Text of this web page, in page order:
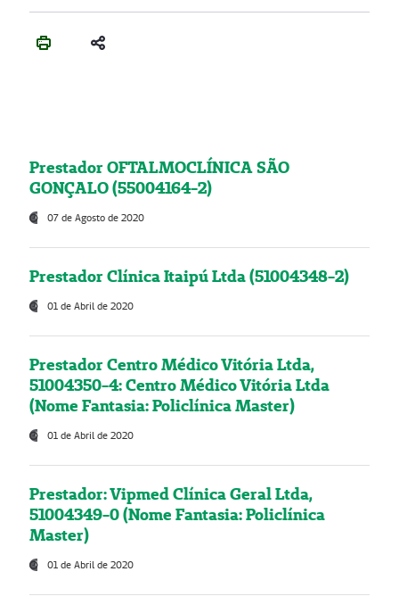
Prestador OFTALMOCLÍNICA SÃO
GONÇALO (55004164-2)
07 de Agosto de 2020
Prestador Clínica Itaipú Ltda (51004348-2)
01 de Abril de 2020
Prestador Centro Médico Vitória Ltda,
51004350-4: Centro Médico Vitória Ltda
(Nome Fantasia: Policlínica Master)
01 de Abril de 2020
Prestador: Vipmed Clínica Geral Ltda,
51004349-0 (Nome Fantasia: Policlínica
Master)
01 de Abril de 2020